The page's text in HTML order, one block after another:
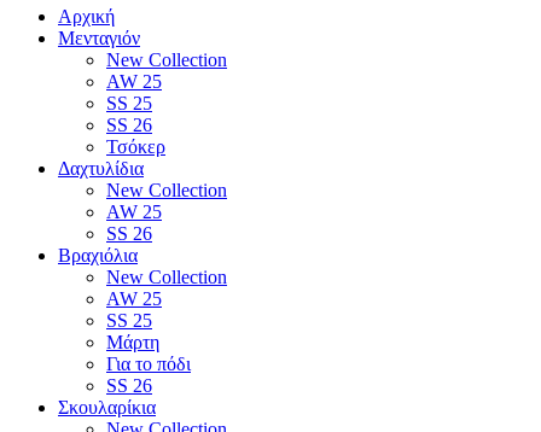
Αρχική
Μενταγιόν
New Collection
AW 25
SS 25
SS 26
Τσόκερ
Δαχτυλίδια
New Collection
AW 25
SS 26
Βραχιόλια
New Collection
AW 25
SS 25
Μάρτη
Για το πόδι
SS 26
Σκουλαρίκια